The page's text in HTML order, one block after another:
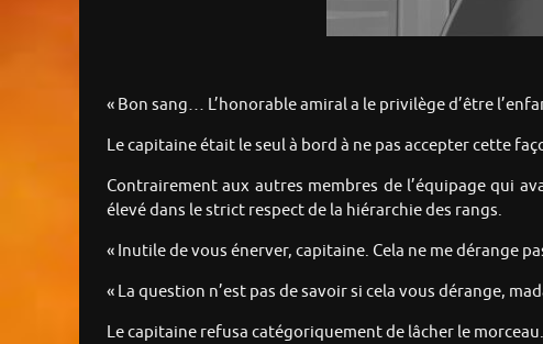
« Bon sang… L’honorable amiral a le privilège d’être
Le capitaine était le seul à bord à ne pas accepter cette
Contrairement aux autres membres de l’équipage qui
élevé dans le strict respect de la hiérarchie des rangs.
« Inutile de vous énerver, capitaine. Cela ne me dérange
« La question n’est pas de savoir si cela vous dérange,
Le capitaine refusa catégoriquement de lâcher le morceau.